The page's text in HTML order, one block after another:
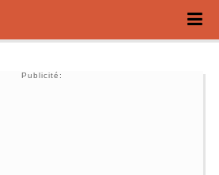
Publicité: